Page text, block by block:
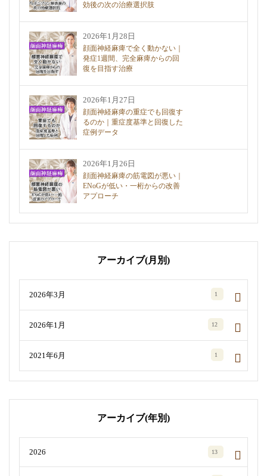
効後の次の治療選択肢
2026年1月28日
顔面神経麻痺で全く動かない｜
発症1週間、完全麻痺からの回
復を目指す治療
2026年1月27日
顔面神経麻痺の重症でも回復す
るのか｜重症度基準と回復した
症例データ
2026年1月26日
顔面神経麻痺の筋電図が悪い｜
ENoGが低い・一桁からの改善
アプローチ
アーカイブ(月別)
2026年3月 1
2026年1月 12
2021年6月 1
アーカイブ(年別)
2026 13